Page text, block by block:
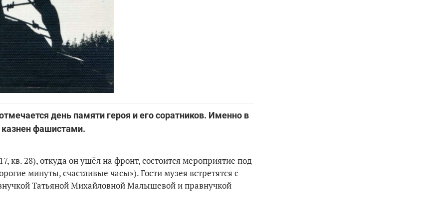
день памяти героя и его соратников. Именно в
казнен фашистами.
кв. 28), откуда он ушёл на фронт, состоится мероприятие под
минуты, счастливые часы»). Гости музея встретятся с
Татьяной Михайловной Малышевой и правнучкой